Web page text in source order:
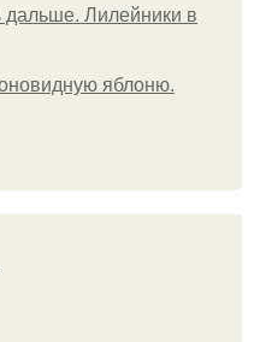
дальше. Лилейники в
яблоню.